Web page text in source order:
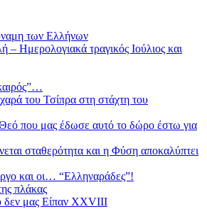
των Ελλήνων
– Ημερολογιακά τραγικός Ιούλιος και
του Τσίπρα στη στάχτη του
που μας έδωσε αυτό το δώρο έστω για
σταθερότητα και η Φύση αποκαλύπτει
και οι… “Ελληναράδες”!
πλάκας
μας Είπαν XXVIII